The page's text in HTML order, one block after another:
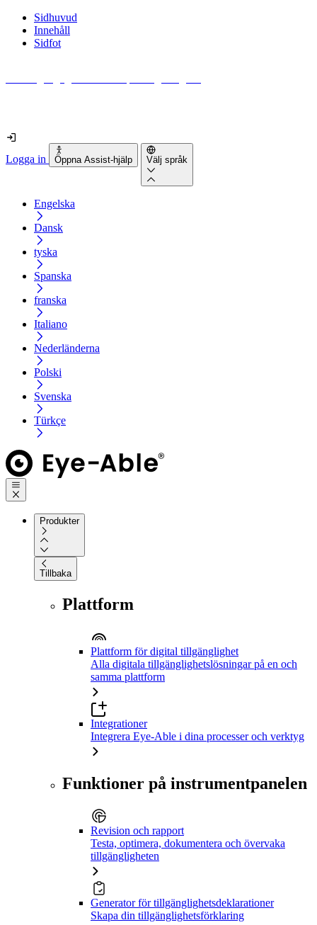
Sidhuvud
Innehåll
Sidfot
Logga in Öppna Assist-hjälp Välj språk
Engelska
Dansk
tyska
Spanska
franska
Italiano
Nederländerna
Polski
Svenska
Türkçe
Produkter
Tillbaka
Plattform
Plattform för digital tillgänglighet
Alla digitala tillgänglighetslösningar på en och
samma plattform
Integrationer
Integrera Eye-Able i dina processer och verktyg
Funktioner på instrumentpanelen
Revision och rapport
Testa, optimera, dokumentera och övervaka
tillgängligheten
Generator för tillgänglighetsdeklarationer
Skapa din tillgänglighetsförklaring